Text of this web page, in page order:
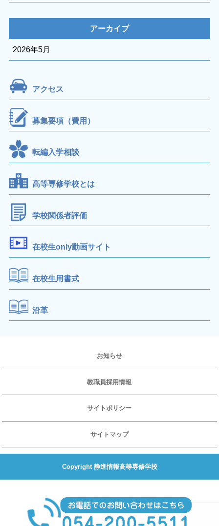
アーカイブ
2026年5月
アクセス
募集要項（費用）
転編入学相談
高等専修学校とは
学校関係者評価
在校生only動画サイト
在校生用書式
沿革
お知らせ
教職員採用情報
サイトポリシー
サイトマップ
Copyright 静進情報高等専修学校